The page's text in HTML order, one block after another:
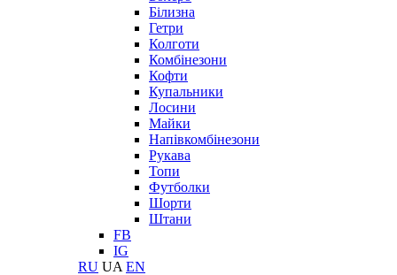
Білизна
Гетри
Колготи
Комбінезони
Кофти
Купальники
Лосини
Майки
Напівкомбінезони
Рукава
Топи
Футболки
Шорти
Штани
FB
IG
RU UA EN